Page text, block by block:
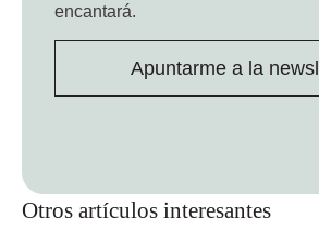
Otros artículos interesantes
encantará.
Apuntarme a la